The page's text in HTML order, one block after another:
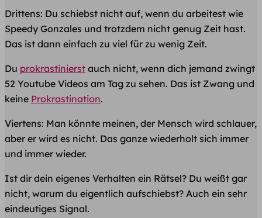
Drittens: Du schiebst nicht auf, wenn du arbeitest wie
Speedy Gonzales und trotzdem nicht genug Zeit hast.
Das ist dann einfach zu viel für zu wenig Zeit.
Du prokrastinierst auch nicht, wenn dich jemand zwingt
52 Youtube Videos am Tag zu sehen. Das ist Zwang und
keine Prokrastination.
Viertens: Man könnte meinen, der Mensch wird schlauer,
aber er wird es nicht. Das ganze wiederholt sich immer
und immer wieder.
Ist dir dein eigenes Verhalten ein Rätsel? Du weißt gar
nicht, warum du eigentlich aufschiebst? Auch ein sehr
eindeutiges Signal.